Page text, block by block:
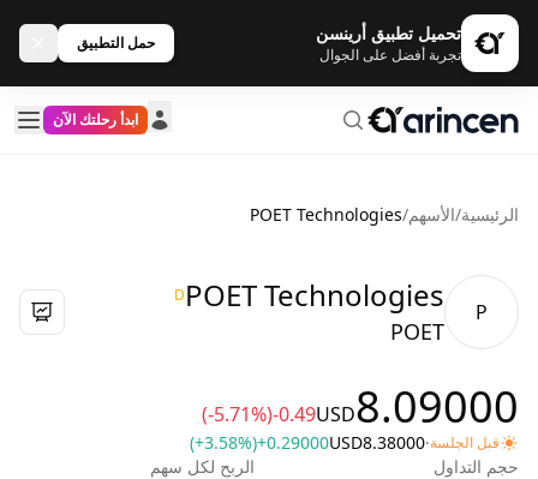
تحميل تطبيق أرينسن
تجربة أفضل على الجوال
حمل التطبيق
ابدأ رحلتك الآن
الرئيسية/الأسهم/
POET Technologies
P
POET Technologies
D
POET
8.09000
USD
-0.49
(-5.71%)
قبل الجلسة·
8.38000
USD
+0.29000
(+3.58%)
حجم التداول
الربح لكل سهم